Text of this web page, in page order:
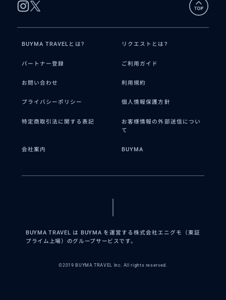
BUYMA TRAVELとは? リクエストとは?
パートナー登録 ご利用ガイド
お問い合わせ 利用規約
プライバシーポリシー 個人情報保護方針
特定商取引法に関する表記
お客様情報の外部送信につい
て
会社案内 BUYMA
BUYMA TRAVEL は BUYMA を運営する株式会社エニグモ（東証
プライム上場）のグループサービスです。
©2019 BUYMA TRAVEL Inc. All rights reserved.